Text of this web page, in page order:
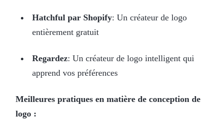
Hatchful par Shopify: Un créateur de logo
entièrement gratuit
Regardez: Un créateur de logo intelligent qui
apprend vos préférences
Meilleures pratiques en matière de conception de
logo :